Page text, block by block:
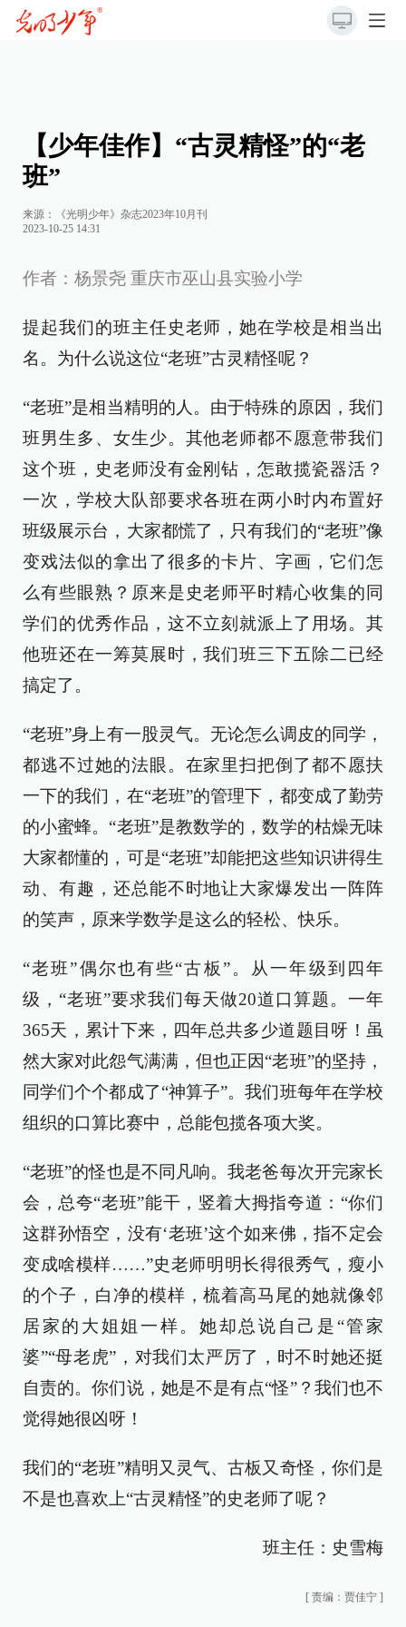
【少年佳作】“古灵精怪”的“老
班”
来源：《光明少年》杂志2023年10月刊
2023-10-25 14:31
作者：杨景尧 重庆市巫山县实验小学
提起我们的班主任史老师，她在学校是相当出
名。为什么说这位“老班”古灵精怪呢？
“老班”是相当精明的人。由于特殊的原因，我们
班男生多、女生少。其他老师都不愿意带我们
这个班，史老师没有金刚钻，怎敢揽瓷器活？
一次，学校大队部要求各班在两小时内布置好
班级展示台，大家都慌了，只有我们的“老班”像
变戏法似的拿出了很多的卡片、字画，它们怎
么有些眼熟？原来是史老师平时精心收集的同
学们的优秀作品，这不立刻就派上了用场。其
他班还在一筹莫展时，我们班三下五除二已经
搞定了。
“老班”身上有一股灵气。无论怎么调皮的同学，
都逃不过她的法眼。在家里扫把倒了都不愿扶
一下的我们，在“老班”的管理下，都变成了勤劳
的小蜜蜂。“老班”是教数学的，数学的枯燥无味
大家都懂的，可是“老班”却能把这些知识讲得生
动、有趣，还总能不时地让大家爆发出一阵阵
的笑声，原来学数学是这么的轻松、快乐。
“老班”偶尔也有些“古板”。从一年级到四年
级，“老班”要求我们每天做20道口算题。一年
365天，累计下来，四年总共多少道题目呀！虽
然大家对此怨气满满，但也正因“老班”的坚持，
同学们个个都成了“神算子”。我们班每年在学校
组织的口算比赛中，总能包揽各项大奖。
“老班”的怪也是不同凡响。我老爸每次开完家长
会，总夸“老班”能干，竖着大拇指夸道：“你们
这群孙悟空，没有‘老班’这个如来佛，指不定会
变成啥模样……”史老师明明长得很秀气，瘦小
的个子，白净的模样，梳着高马尾的她就像邻
居家的大姐姐一样。她却总说自己是“管家
婆”“母老虎”，对我们太严厉了，时不时她还挺
自责的。你们说，她是不是有点“怪”？我们也不
觉得她很凶呀！
我们的“老班”精明又灵气、古板又奇怪，你们是
不是也喜欢上“古灵精怪”的史老师了呢？
班主任：史雪梅
[ 责编：贾佳宁 ]